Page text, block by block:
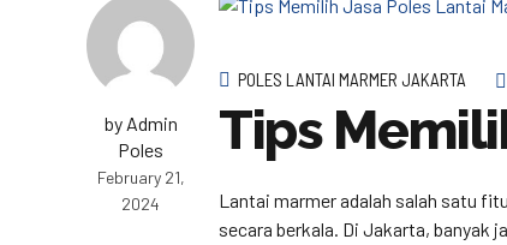
by Admin
Poles
February 21,
2024
POLES LANTAI MARMER JAKARTA
Tips
Lantai marmer adalah salah satu
secara berkala. Di Jakarta, banyak